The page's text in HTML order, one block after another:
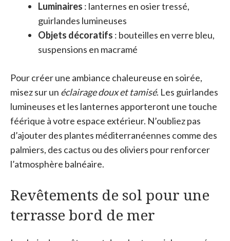
Luminaires : lanternes en osier tressé,
guirlandes lumineuses
Objets décoratifs : bouteilles en verre bleu,
suspensions en macramé
Pour créer une ambiance chaleureuse en soirée,
misez sur un éclairage doux et tamisé. Les guirlandes
lumineuses et les lanternes apporteront une touche
féérique à votre espace extérieur. N’oubliez pas
d’ajouter des plantes méditerranéennes comme des
palmiers, des cactus ou des oliviers pour renforcer
l’atmosphère balnéaire.
Revêtements de sol pour une
terrasse bord de mer